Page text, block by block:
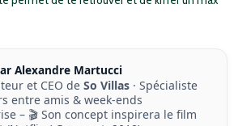
Alexandre Martucci
et CEO de So Villas · Spécialiste
entre amis & week-ends
– 🎬 Son concept inspirera le film